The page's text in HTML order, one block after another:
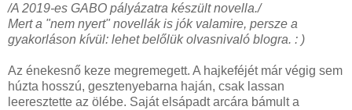
/A 2019-es GABO pályázatra készült novella./
Mert a "nem nyert" novellák is jók valamire, persze a
gyakorláson kívül: lehet belőlük olvasnivaló blogra. : )
Az énekesnő keze megremegett. A hajkeféjét már végig sem
húzta hosszú, gesztenyebarna haján, csak lassan
leeresztette az ölébe. Saját elsápadt arcára bámult a